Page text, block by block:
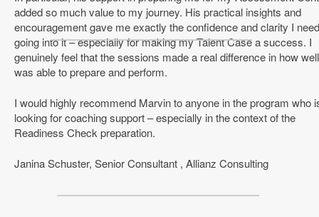
added so much value to my journey. His practical insights and
encouragement gave me exactly the confidence and clarity I
going into it – especially for making my Talent Case a success. I
genuinely feel that the sessions made a real difference in how
was able to prepare and perform.
I would highly recommend Marvin to anyone in the program who
looking for coaching support – especially in the context of the
Readiness Check preparation.
Janina Schuster, Senior Consultant , Allianz Consulting